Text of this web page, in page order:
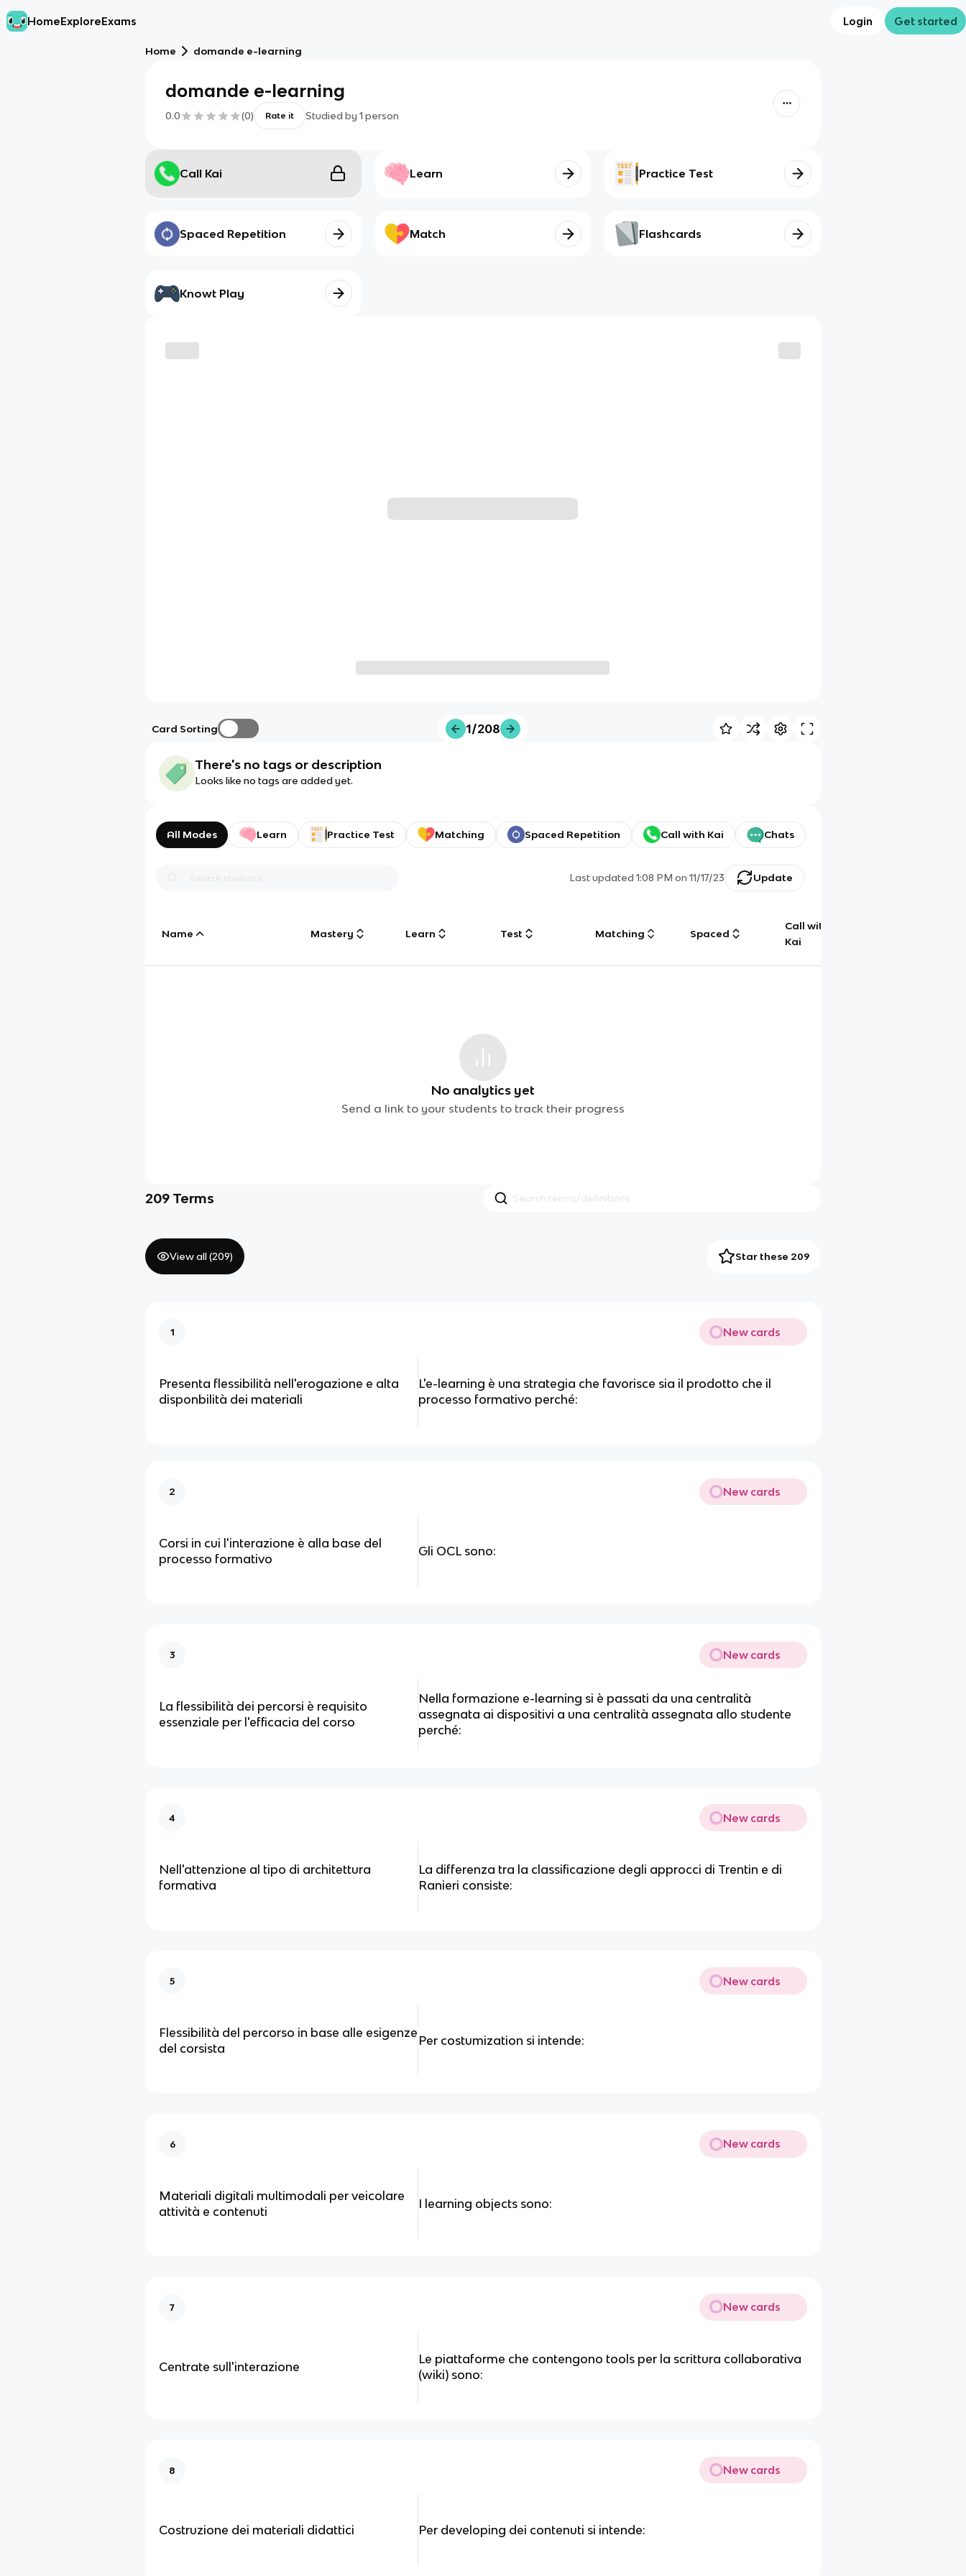
HomeExploreExams Login Get started
Home domande e-learning
domande e-learning
0.0 (0) Rate it Studied by 1 person
Call Kai Learn Practice Test
Spaced Repetition Match Flashcards
Knowt Play
Card Sorting 1/208
There's no tags or description
Looks like no tags are added yet.
All Modes Learn Practice Test Matching Spaced Repetition Call with Kai Chats
Last updated1:08 PM on 11/17/23 Update
Name Mastery Learn Test Matching Spaced
Call with
Kai
No analytics yet
Send a link to your students to track their progress
209 Terms
View all (209) Star these 209
1 New cards
Presenta flessibilità nell'erogazione e alta
disponbilità dei materiali
L'e-learning è una strategia che favorisce sia il prodotto che il
processo formativo perché:
2 New cards
Corsi in cui l'interazione è alla base del
processo formativo
Gli OCL sono:
3 New cards
La flessibilità dei percorsi è requisito
essenziale per l'efficacia del corso
Nella formazione e-learning si è passati da una centralità
assegnata ai dispositivi a una centralità assegnata allo studente
perché:
4 New cards
Nell'attenzione al tipo di architettura
formativa
La differenza tra la classificazione degli approcci di Trentin e di
Ranieri consiste:
5 New cards
Flessibilità del percorso in base alle esigenze
del corsista
Per costumization si intende:
6 New cards
Materiali digitali multimodali per veicolare
attività e contenuti
I learning objects sono:
7 New cards
Centrate sull'interazione
Le piattaforme che contengono tools per la scrittura collaborativa
(wiki) sono:
8 New cards
Costruzione dei materiali didattici Per developing dei contenuti si intende: